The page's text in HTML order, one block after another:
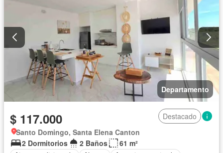
Departamento
$ 117.000
Destacado
Santo Domingo, Santa Elena Canton
2 Dormitorios
2 Baños
61 m²